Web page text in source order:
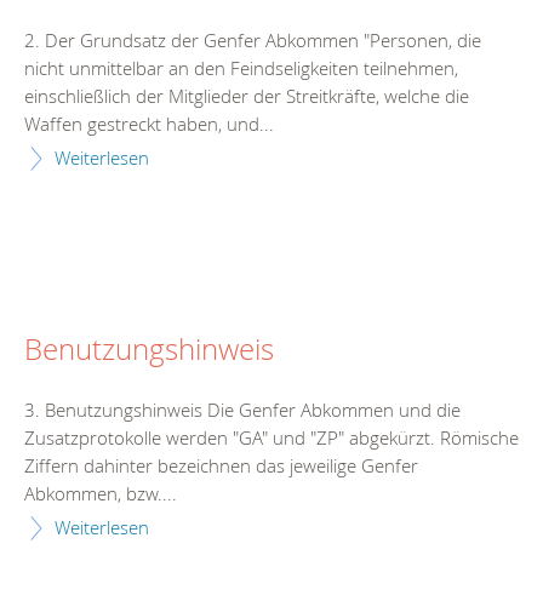
2. Der Grundsatz der Genfer Abkommen "Personen, die
nicht unmittelbar an den Feindseligkeiten teilnehmen,
einschließlich der Mitglieder der Streitkräfte, welche die
Waffen gestreckt haben, und...
Weiterlesen
Benutzungshinweis
3. Benutzungshinweis Die Genfer Abkommen und die
Zusatzprotokolle werden "GA" und "ZP" abgekürzt. Römische
Ziffern dahinter bezeichnen das jeweilige Genfer
Abkommen, bzw....
Weiterlesen